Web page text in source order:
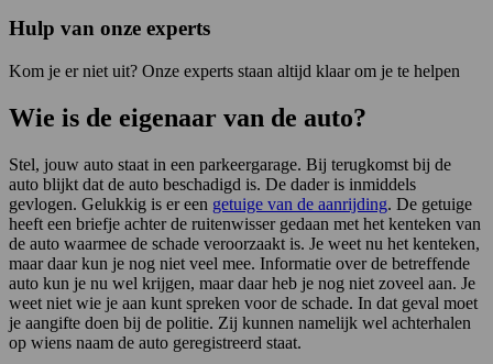
Hulp van onze experts
Kom je er niet uit? Onze experts staan altijd klaar om je te helpen
Wie is de eigenaar van de auto?
Stel, jouw auto staat in een parkeergarage. Bij terugkomst bij de
auto blijkt dat de auto beschadigd is. De dader is inmiddels
gevlogen. Gelukkig is er een getuige van de aanrijding. De getuige
heeft een briefje achter de ruitenwisser gedaan met het kenteken van
de auto waarmee de schade veroorzaakt is. Je weet nu het kenteken,
maar daar kun je nog niet veel mee. Informatie over de betreffende
auto kun je nu wel krijgen, maar daar heb je nog niet zoveel aan. Je
weet niet wie je aan kunt spreken voor de schade. In dat geval moet
je aangifte doen bij de politie. Zij kunnen namelijk wel achterhalen
op wiens naam de auto geregistreerd staat.